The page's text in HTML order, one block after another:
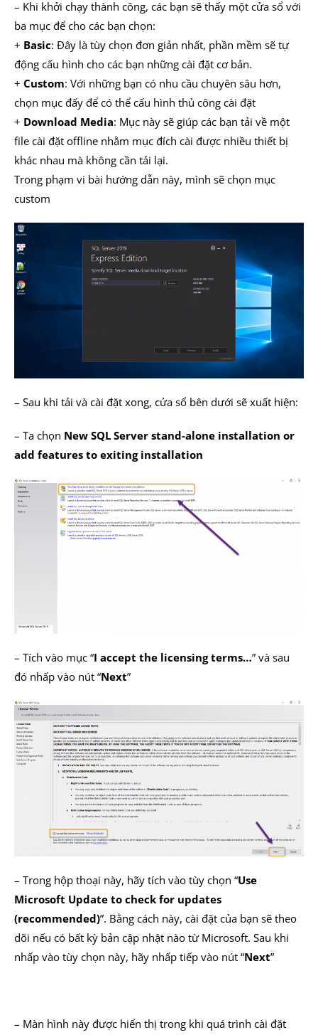
– Khi khởi chạy thành công, các bạn sẽ thấy một cửa sổ với
ba mục để cho các bạn chọn:
+ Basic: Đây là tùy chọn đơn giản nhất, phần mềm sẽ tự
động cấu hình cho các bạn những cài đặt cơ bản.
+ Custom: Với những bạn có nhu cầu chuyên sâu hơn,
chọn mục đấy để có thể cấu hình thủ công cài đặt
+ Download Media: Mục này sẽ giúp các bạn tải về một
file cài đặt offline nhằm mục đích cài được nhiều thiết bị
khác nhau mà không cần tải lại.
Trong phạm vi bài hướng dẫn này, mình sẽ chọn mục
custom
– Sau khi tải và cài đặt xong, cửa sổ bên dưới sẽ xuất hiện:
– Ta chọn New SQL Server stand-alone installation or
add features to exiting installation
– Tích vào mục “I accept the licensing terms…” và sau
đó nhấp vào nút “Next”
– Trong hộp thoại này, hãy tích vào tùy chọn “Use
Microsoft Update to check for updates
(recommended)”. Bằng cách này, cài đặt của bạn sẽ theo
dõi nếu có bất kỳ bản cập nhật nào từ Microsoft. Sau khi
nhấp vào tùy chọn này, hãy nhấp tiếp vào nút “Next”
– Màn hình này được hiển thị trong khi quá trình cài đặt